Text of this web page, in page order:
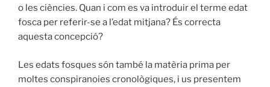
o les ciències. Quan i com es va introduir el terme edat
fosca per referir-se a l’edat mitjana? És correcta
aquesta concepció?
Les edats fosques són també la matèria prima per
moltes conspiranoies cronològiques, i us presentem